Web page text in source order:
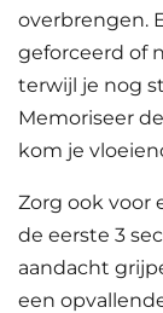
overbrengen.
geforceerd of
terwijl je nog
Memoriseer
kom je
Zorg ook voor
de eerste 3
aandacht
een